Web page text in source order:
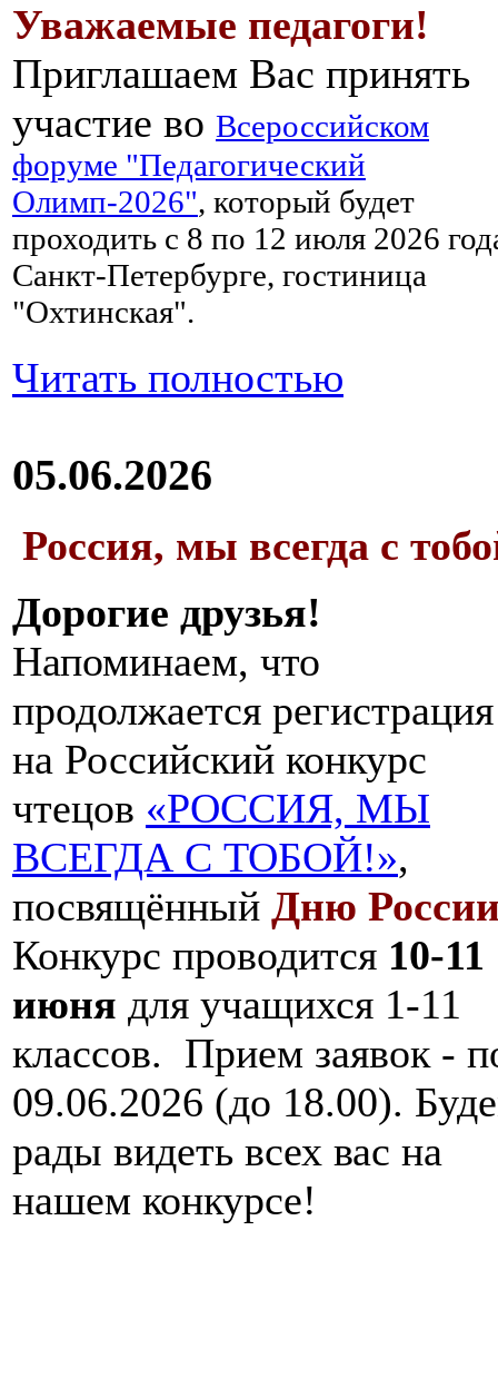
Уважаемые педагоги!
Приглашаем Вас принять
участие во Всероссийском
форуме "Педагогический
Олимп-2026", который будет
проходить с 8 по 12 июля 2026
Санкт-Петербурге, гостиница
"Охтинская".
Читать полностью
05.06.2026
Россия, мы всегда с
Дорогие друзья!
Напоминаем, что
продолжается регистрация
на Российский конкурс
чтецов «РОССИЯ, МЫ
ВСЕГДА С ТОБОЙ!»,
посвящённый Дню
Конкурс проводится 10-11
июня для учащихся 1-11
классов. Прием заявок -
09.06.2026 (до 18.00).
рады видеть всех вас на
нашем конкурсе!